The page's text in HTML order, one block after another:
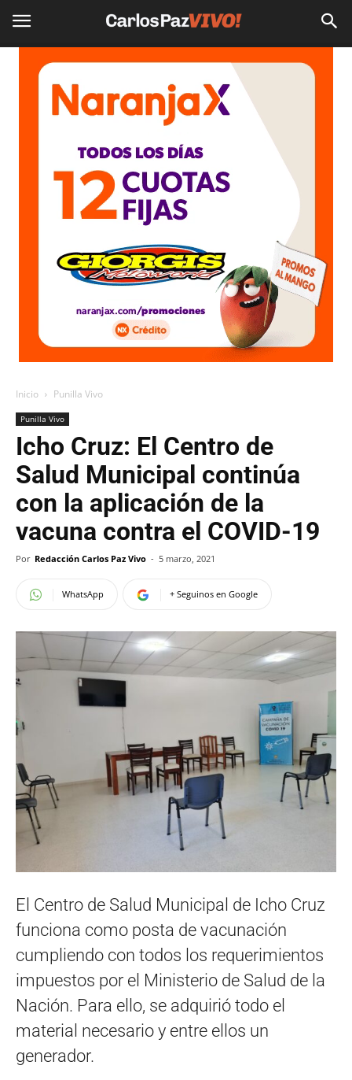
Inicio Punilla Vivo
Punilla Vivo
Icho Cruz: El Centro de
Salud Municipal continúa
con la aplicación de la
vacuna contra el COVID-19
Por Redacción Carlos Paz Vivo - 5 marzo, 2021
WhatsApp + Seguinos en Google
El Centro de Salud Municipal de Icho Cruz
funciona como posta de vacunación
cumpliendo con todos los requerimientos
impuestos por el Ministerio de Salud de la
Nación. Para ello, se adquirió todo el
material necesario y entre ellos un
generador.